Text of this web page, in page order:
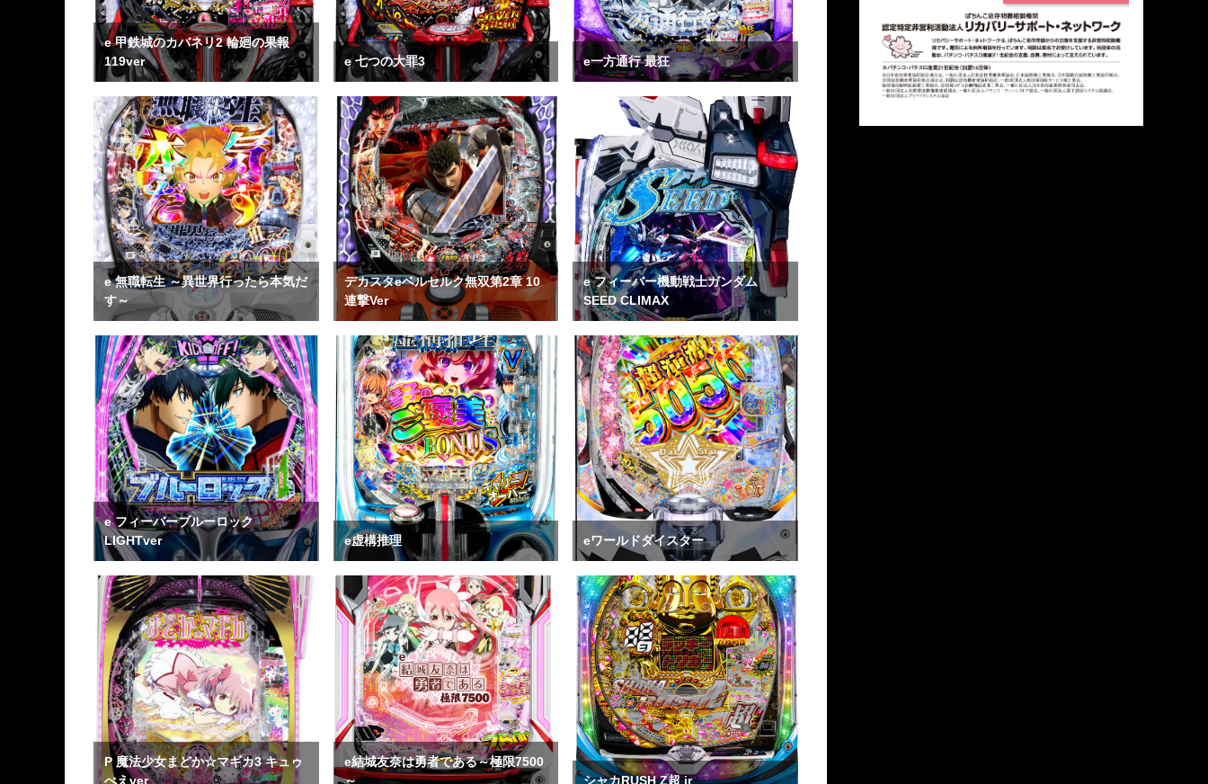
e 甲鉄城のカバネリ2 輪廻の果報
119ver
e 七つの大罪3 e一方通行 最狂
e 無職転生 ～異世界行ったら本気だ
す～
デカスタeベルセルク無双第2章 10
連撃Ver
e フィーバー機動戦士ガンダム
SEED CLIMAX
e フィーバーブルーロック
LIGHTver
e虚構推理 eワールドダイスター
P 魔法少女まどか☆マギカ3 キュゥ
べえver
e結城友奈は勇者である～極限7500
～
シャカRUSH Z超 jr